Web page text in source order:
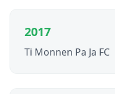
2017
Ti Monnen Pa Ja FC